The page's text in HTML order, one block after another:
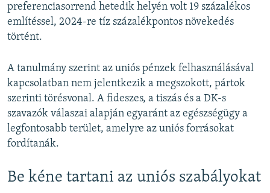
preferenciasorrend hetedik helyén volt 19 százalékos
említéssel, 2024-re tíz százalékpontos növekedés
történt.
A tanulmány szerint az uniós pénzek felhasználásával
kapcsolatban nem jelentkezik a megszokott, pártok
szerinti törésvonal. A fideszes, a tiszás és a DK-s
szavazók válaszai alapján egyaránt az egészségügy a
legfontosabb terület, amelyre az uniós forrásokat
fordítanák.
Be kéne tartani az uniós szabályokat